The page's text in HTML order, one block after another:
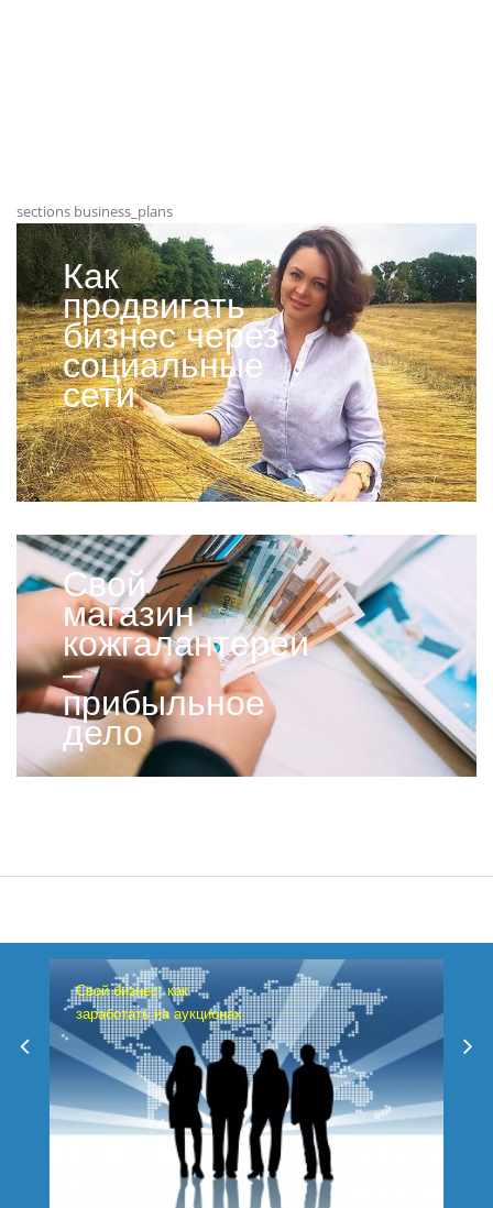
sections business_plans
Как
продвигать
бизнес через
социальные
сети
Свой
магазин
кожгалантереи
–
прибыльное
дело
Свой бизнес: как
заработать на аукционах